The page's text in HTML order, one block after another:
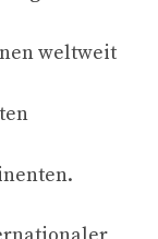
weltweit